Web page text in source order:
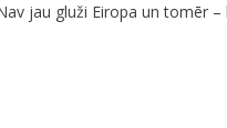
jau gluži Eiropa un tomēr